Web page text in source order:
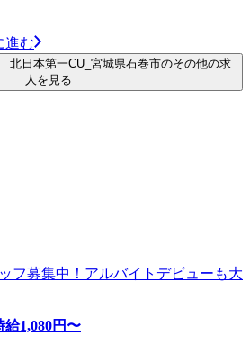
進む
日本第一CU_宮城県石巻市のその他の求
人を見る
フ募集中！アルバイトデビューも大
給1,080円〜